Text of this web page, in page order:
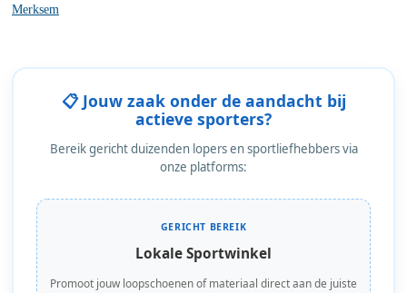
Merksem
📋 Jouw zaak onder de aandacht bij
actieve sporters?
Bereik gericht duizenden lopers en sportliefhebbers via
onze platforms:
GERICHT BEREIK
Lokale Sportwinkel
Promoot jouw loopschoenen of materiaal direct aan de juiste